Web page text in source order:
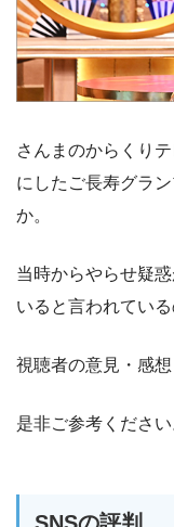
さんまのからくり
にしたご長寿グラ
か。
当時からやらせ疑
いると言われてい
視聴者の意見・感
是非ご参考ください
SNSの評判